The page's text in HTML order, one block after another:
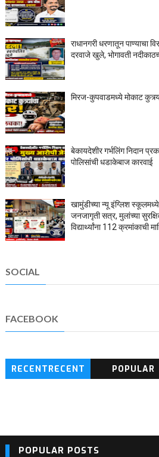
राधानगरी धरणातून पाण्याचा
दरवाजे खुले, भोगावती
मिरज-कुपवाडमध्ये मोकाट
बेकायदेशीर गर्भलिंग निदान
पोलिसांची धडाकेबाज कारवाई
खामुंडीच्या न्यू इंग्लिश
जनजागृती सत्र, मुलांच्या
विद्यार्थ्यांना 112 क्रमांकाची
SOCIAL
FACEBOOK
RECENTRECENT
POPULAR
POPULAR POSTS